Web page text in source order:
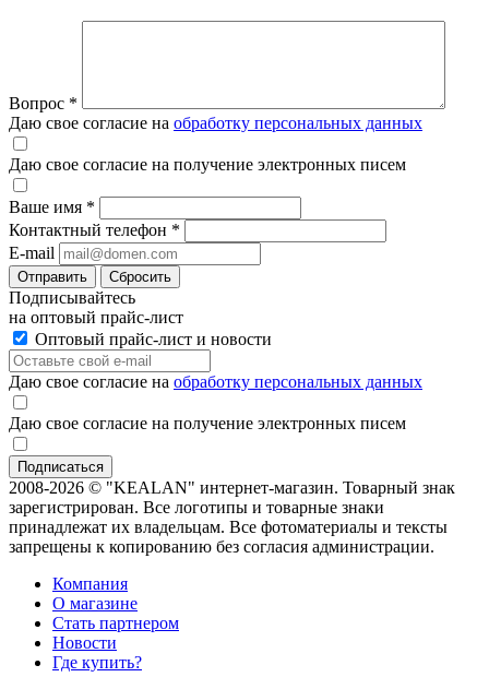
Вопрос *
Даю свое согласие на обработку персональных данных
Даю свое согласие на получение электронных писем
Ваше имя *
Контактный телефон *
E-mail
Отправить Сбросить
Подписывайтесь
на оптовый прайс-лист
Оптовый прайс-лист и новости
Даю свое согласие на обработку персональных данных
Даю свое согласие на получение электронных писем
2008-2026 © "KEALAN" интернет-магазин. Товарный знак
зарегистрирован. Все логотипы и товарные знаки
принадлежат их владельцам. Все фотоматериалы и тексты
запрещены к копированию без согласия администрации.
Компания
О магазине
Стать партнером
Новости
Где купить?